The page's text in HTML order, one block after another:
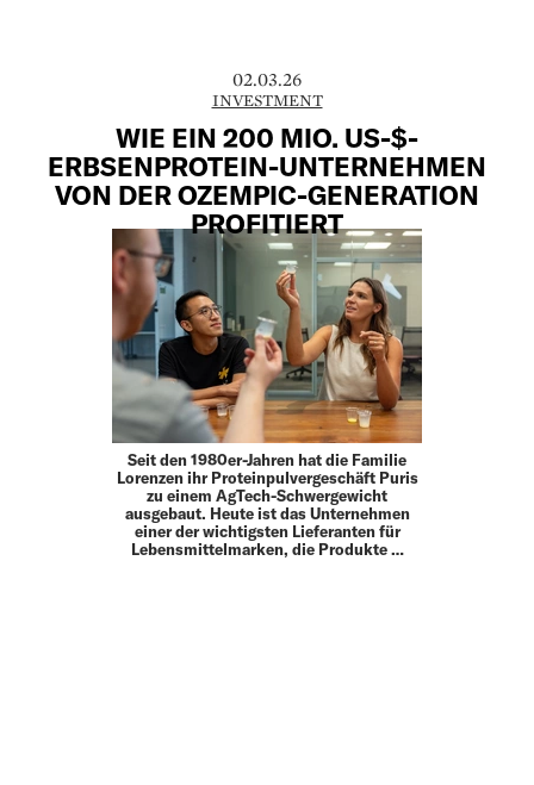
02.03.26
INVESTMENT
WIE EIN 200 MIO. US-$-
ERBSENPROTEIN-UNTERNEHMEN
VON DER OZEMPIC-GENERATION
PROFITIERT
Seit den 1980er-Jahren hat die Familie
Lorenzen ihr Proteinpulvergeschäft Puris
zu einem AgTech-Schwergewicht
ausgebaut. Heute ist das Unternehmen
einer der wichtigsten Lieferanten für
Lebensmittelmarken, die Produkte …